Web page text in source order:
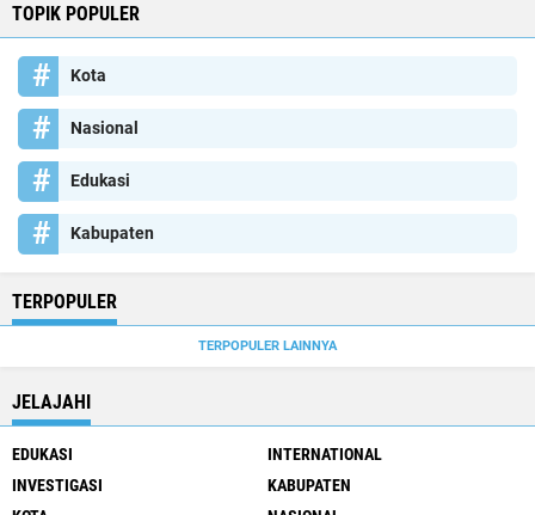
TOPIK POPULER
Kota
Nasional
Edukasi
Kabupaten
TERPOPULER
TERPOPULER LAINNYA
JELAJAHI
EDUKASI
INTERNATIONAL
INVESTIGASI
KABUPATEN